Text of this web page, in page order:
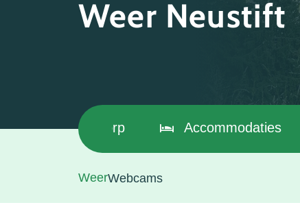
Weer Neustift
Dorp Accommodaties
WeerWebcams